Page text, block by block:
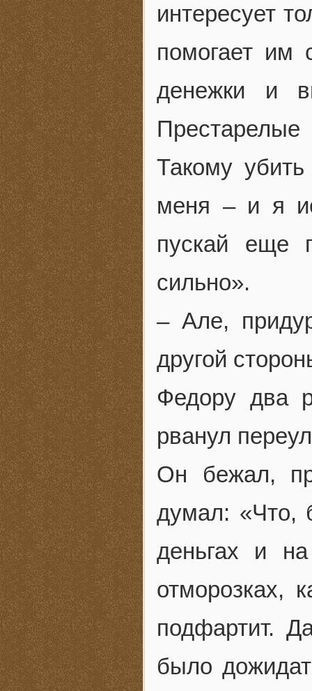
интересует
помогает им
денежки и
Такому
меня – и я
пускай еще
сильно».
– Але,
другой
Федору два
рванул
Он бежал,
думал: «Что,
деньгах и
отморозках,
подфартит.
было